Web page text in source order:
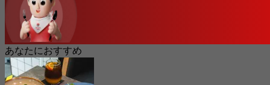
あなたにおすすめ